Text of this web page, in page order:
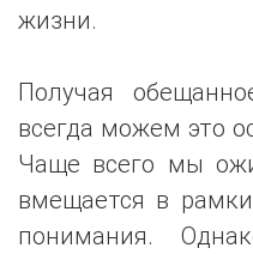
жизни.
Получая
всегда можем это
Чаще всего мы
вмещается в
понимания.